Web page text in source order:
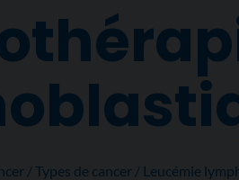
Types de cancer
Leucémie